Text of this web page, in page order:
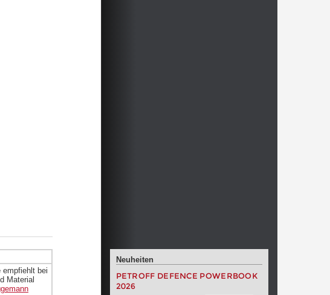
empfiehlt bei
Material
Neuheiten
PETROFF DEFENCE POWERBOOK
2026